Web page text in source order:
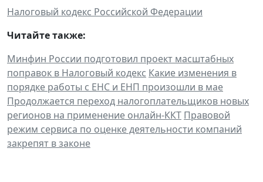
Налоговый кодекс Российской Федерации
Читайте также:
Минфин России подготовил проект масштабных
поправок в Налоговый кодекс Какие изменения в
порядке работы с ЕНС и ЕНП произошли в мае
Продолжается переход налогоплательщиков новых
регионов на применение онлайн-ККТ Правовой
режим сервиса по оценке деятельности компаний
закрепят в законе